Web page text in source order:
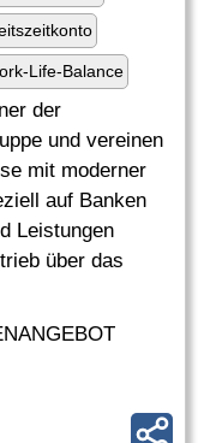
Life-Balance
der
und vereinen
mit moderner
auf Banken
Leistungen
über das